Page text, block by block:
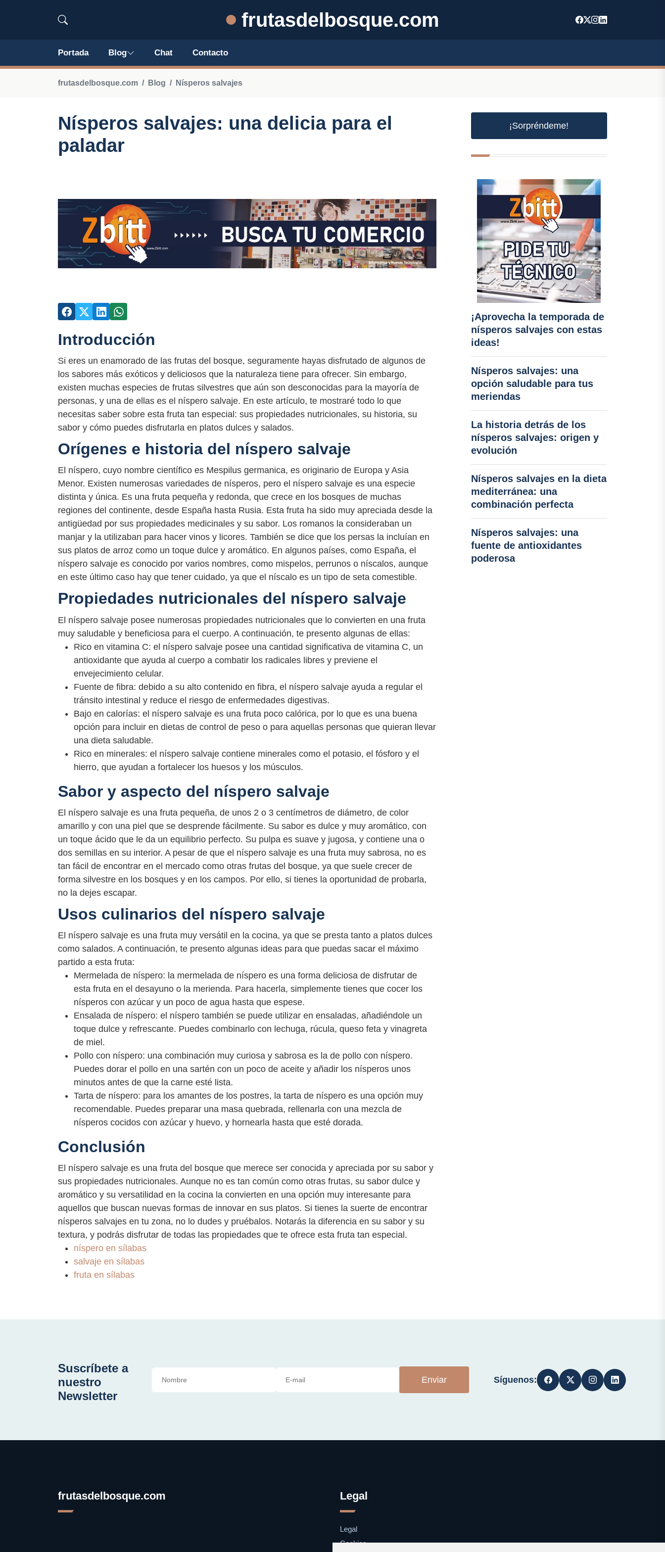
frutasdelbosque.com
Portada Blog Chat Contacto
frutasdelbosque.com Blog Nísperos salvajes
Nísperos salvajes: una delicia para el
paladar
Introducción
Si eres un enamorado de las frutas del bosque, seguramente hayas disfrutado de algunos de
los sabores más exóticos y deliciosos que la naturaleza tiene para ofrecer. Sin embargo,
existen muchas especies de frutas silvestres que aún son desconocidas para la mayoría de
personas, y una de ellas es el níspero salvaje. En este artículo, te mostraré todo lo que
necesitas saber sobre esta fruta tan especial: sus propiedades nutricionales, su historia, su
sabor y cómo puedes disfrutarla en platos dulces y salados.
Orígenes e historia del níspero salvaje
El níspero, cuyo nombre científico es Mespilus germanica, es originario de Europa y Asia
Menor. Existen numerosas variedades de nísperos, pero el níspero salvaje es una especie
distinta y única. Es una fruta pequeña y redonda, que crece en los bosques de muchas
regiones del continente, desde España hasta Rusia. Esta fruta ha sido muy apreciada desde la
antigüedad por sus propiedades medicinales y su sabor. Los romanos la consideraban un
manjar y la utilizaban para hacer vinos y licores. También se dice que los persas la incluían en
sus platos de arroz como un toque dulce y aromático. En algunos países, como España, el
níspero salvaje es conocido por varios nombres, como mispelos, perrunos o níscalos, aunque
en este último caso hay que tener cuidado, ya que el níscalo es un tipo de seta comestible.
Propiedades nutricionales del níspero salvaje
El níspero salvaje posee numerosas propiedades nutricionales que lo convierten en una fruta
muy saludable y beneficiosa para el cuerpo. A continuación, te presento algunas de ellas:
Rico en vitamina C: el níspero salvaje posee una cantidad significativa de vitamina C, un
antioxidante que ayuda al cuerpo a combatir los radicales libres y previene el
envejecimiento celular.
Fuente de fibra: debido a su alto contenido en fibra, el níspero salvaje ayuda a regular el
tránsito intestinal y reduce el riesgo de enfermedades digestivas.
Bajo en calorías: el níspero salvaje es una fruta poco calórica, por lo que es una buena
opción para incluir en dietas de control de peso o para aquellas personas que quieran llevar
una dieta saludable.
Rico en minerales: el níspero salvaje contiene minerales como el potasio, el fósforo y el
hierro, que ayudan a fortalecer los huesos y los músculos.
Sabor y aspecto del níspero salvaje
El níspero salvaje es una fruta pequeña, de unos 2 o 3 centímetros de diámetro, de color
amarillo y con una piel que se desprende fácilmente. Su sabor es dulce y muy aromático, con
un toque ácido que le da un equilibrio perfecto. Su pulpa es suave y jugosa, y contiene una o
dos semillas en su interior. A pesar de que el níspero salvaje es una fruta muy sabrosa, no es
tan fácil de encontrar en el mercado como otras frutas del bosque, ya que suele crecer de
forma silvestre en los bosques y en los campos. Por ello, si tienes la oportunidad de probarla,
no la dejes escapar.
Usos culinarios del níspero salvaje
El níspero salvaje es una fruta muy versátil en la cocina, ya que se presta tanto a platos dulces
como salados. A continuación, te presento algunas ideas para que puedas sacar el máximo
partido a esta fruta:
Mermelada de níspero: la mermelada de níspero es una forma deliciosa de disfrutar de
esta fruta en el desayuno o la merienda. Para hacerla, simplemente tienes que cocer los
nísperos con azúcar y un poco de agua hasta que espese.
Ensalada de níspero: el níspero también se puede utilizar en ensaladas, añadiéndole un
toque dulce y refrescante. Puedes combinarlo con lechuga, rúcula, queso feta y vinagreta
de miel.
Pollo con níspero: una combinación muy curiosa y sabrosa es la de pollo con níspero.
Puedes dorar el pollo en una sartén con un poco de aceite y añadir los nísperos unos
minutos antes de que la carne esté lista.
Tarta de níspero: para los amantes de los postres, la tarta de níspero es una opción muy
recomendable. Puedes preparar una masa quebrada, rellenarla con una mezcla de
nísperos cocidos con azúcar y huevo, y hornearla hasta que esté dorada.
Conclusión
El níspero salvaje es una fruta del bosque que merece ser conocida y apreciada por su sabor y
sus propiedades nutricionales. Aunque no es tan común como otras frutas, su sabor dulce y
aromático y su versatilidad en la cocina la convierten en una opción muy interesante para
aquellos que buscan nuevas formas de innovar en sus platos. Si tienes la suerte de encontrar
nísperos salvajes en tu zona, no lo dudes y pruébalos. Notarás la diferencia en su sabor y su
textura, y podrás disfrutar de todas las propiedades que te ofrece esta fruta tan especial.
níspero en sílabas
salvaje en sílabas
fruta en sílabas
¡Sorpréndeme!
¡Aprovecha la temporada de
nísperos salvajes con estas
ideas!
Nísperos salvajes: una
opción saludable para tus
meriendas
La historia detrás de los
nísperos salvajes: origen y
evolución
Nísperos salvajes en la dieta
mediterránea: una
combinación perfecta
Nísperos salvajes: una
fuente de antioxidantes
poderosa
Suscríbete a
nuestro
Newsletter
Enviar Síguenos:
frutasdelbosque.com Legal
Legal
Cookies